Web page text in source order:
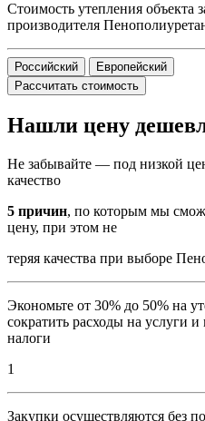
Стоимость утепления объекта
производителя
Российский
Европейский
Рассчитать стоимость
Нашли цену
Не забывайте — под низкой
качество
5 причин, по которым мы
цену, при этом не
теряя качества при выборе
Экономьте от 30% до 50% на
сократить расходы на услуги
налоги
1
Закупки осуществляются без